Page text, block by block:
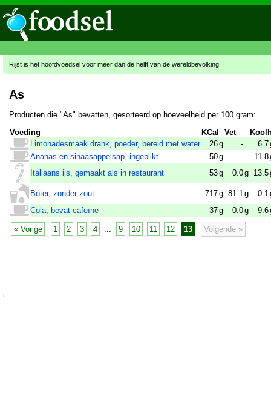
Rijst is het hoofdvoedsel voor meer dan de helft van de wereldbevolking
As
Producten die "As" bevatten, gesorteerd op hoeveelheid per 100 gram:
Voeding
KCal Vet
Limonadesmaak drank, poeder, bereid met water
26g - 6.7
Ananas en sinaasappelsap, ingeblikt
50g - 11.8
Italiaans ijs, gemaakt als in restaurant
53g 0.0g 13.5
Boter, zonder zout 717g 81.1 g 0.1
Cola, bevat cafeïne
37g 0.0g 9.6
« Vorige 1 2 3 4 9 10 11 12 13 Volgende »